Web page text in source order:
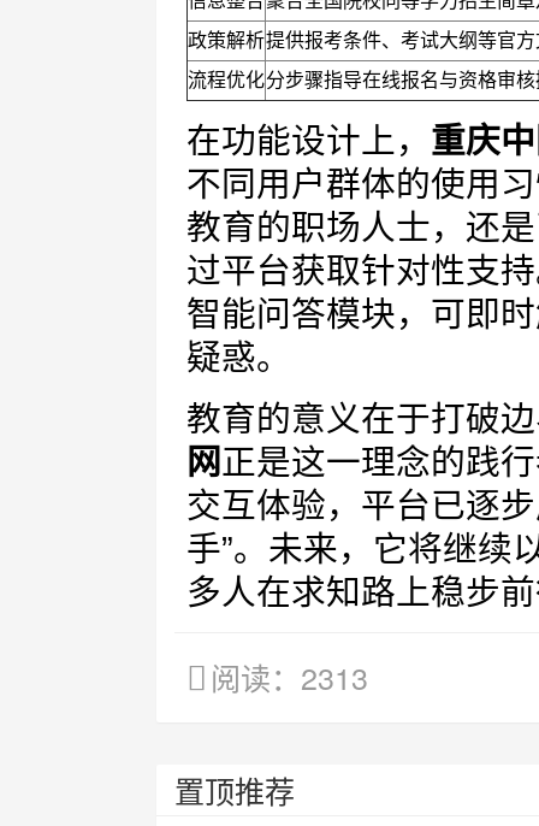
政策解析提供报考条件、考试大纲等官
流程优化分步骤指导在线报名与资格审
在功能设计上， 重庆
不同用户群体的使用
教育的职场人士，还
过平台获取针对性支
智能问答模块，可即
疑惑。
教育的意义在于打破
网正是这一理念的践
交互体验，平台已逐
手”。未来，它将继续
多人在求知路上稳步
阅读：2313
置顶推荐